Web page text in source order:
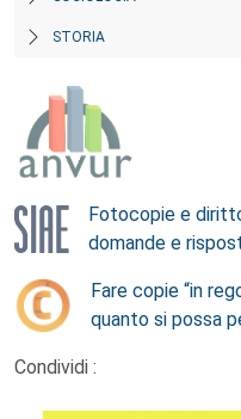
STORIA
Fotocopie e
domande e
Fare copie “in
quanto si possa
Condividi :